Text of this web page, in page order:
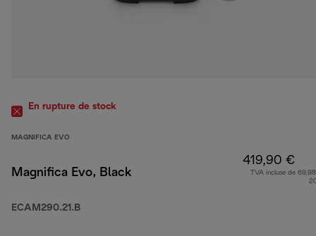
En rupture de stock
MAGNIFICA EVO
Magnifica Evo, Black
ECAM290.21.B
419,90 €
TVA incluse de